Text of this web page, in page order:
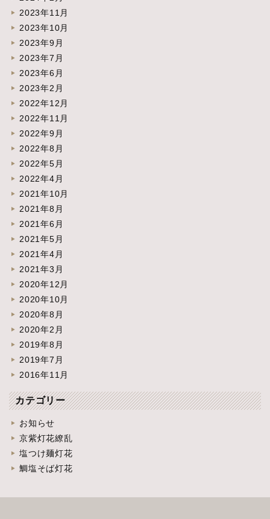
2023年11月
2023年10月
2023年9月
2023年7月
2023年6月
2023年2月
2022年12月
2022年11月
2022年9月
2022年8月
2022年5月
2022年4月
2021年10月
2021年8月
2021年6月
2021年5月
2021年4月
2021年3月
2020年12月
2020年10月
2020年8月
2020年2月
2019年8月
2019年7月
2016年11月
カテゴリー
お知らせ
京紫灯花繚乱
塩つけ麺灯花
鯛塩そば灯花